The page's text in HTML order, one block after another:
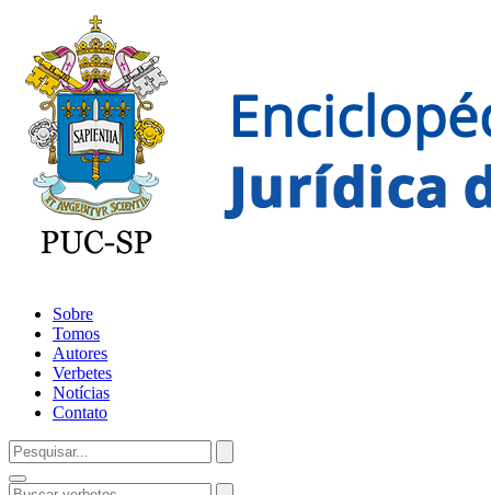
Sobre
Tomos
Autores
Verbetes
Notícias
Contato